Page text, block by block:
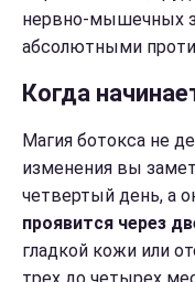
нервно-мышечных
абсолютными
Когда
Магия ботокса не
изменения вы
четвертый день, а
проявится через
гладкой кожи или